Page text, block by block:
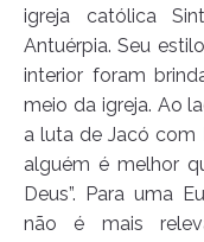
igreja católica
Antuérpia. Seu
interior foram
meio da igreja. Ao
a luta de Jacó com
alguém é melhor
Deus”. Para uma
não é mais